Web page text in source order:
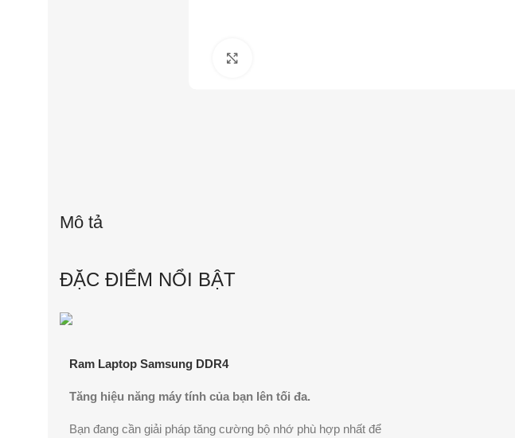
Mô tả
ĐẶC ĐIỂM NỔI BẬT
Ram Laptop Samsung DDR4
Tăng hiệu năng máy tính của bạn lên tối đa.
Bạn đang cần giải pháp tăng cường bộ nhớ phù hợp nhất để